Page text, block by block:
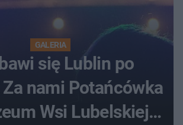
GALERIA
się Lublin po
nami Potańcówka
Wsi Lubelskiej